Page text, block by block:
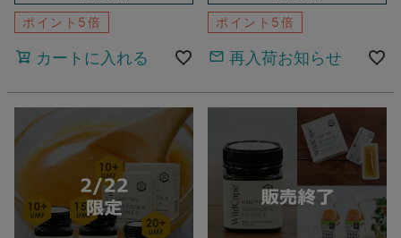
ポイント5倍
カートに入れる
ポイント5倍
再入荷お知らせ